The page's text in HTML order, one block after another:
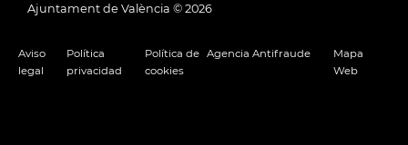
Ajuntament de València © 2026
Aviso
legal
Política
privacidad
Política de
cookies
Agencia Antifraude
Mapa
Web